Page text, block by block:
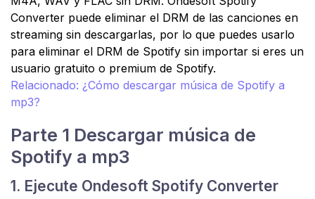
Converter puede eliminar el DRM de las canciones en
streaming sin descargarlas, por lo que puedes usarlo
para eliminar el DRM de Spotify sin importar si eres un
usuario gratuito o premium de Spotify.
Relacionado: ¿Cómo descargar música de Spotify a
mp3?
Parte 1 Descargar música de
Spotify a mp3
1. Ejecute Ondesoft Spotify Converter